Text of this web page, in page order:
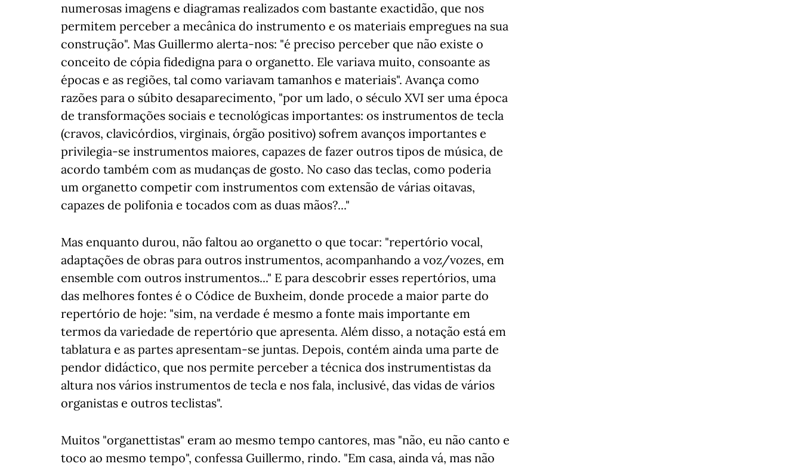
numerosas imagens e diagramas realizados com bastante exactidão, que nos
permitem perceber a mecânica do instrumento e os materiais empregues na sua
construção". Mas Guillermo alerta-nos: "é preciso perceber que não existe o
conceito de cópia fidedigna para o organetto. Ele variava muito, consoante as
épocas e as regiões, tal como variavam tamanhos e materiais". Avança como
razões para o súbito desaparecimento, "por um lado, o século XVI ser uma época
de transformações sociais e tecnológicas importantes: os instrumentos de tecla
(cravos, clavicórdios, virginais, órgão positivo) sofrem avanços importantes e
privilegia-se instrumentos maiores, capazes de fazer outros tipos de música, de
acordo também com as mudanças de gosto. No caso das teclas, como poderia
um organetto competir com instrumentos com extensão de várias oitavas,
capazes de polifonia e tocados com as duas mãos?..."
Mas enquanto durou, não faltou ao organetto o que tocar: "repertório vocal,
adaptações de obras para outros instrumentos, acompanhando a voz/vozes, em
ensemble com outros instrumentos..." E para descobrir esses repertórios, uma
das melhores fontes é o Códice de Buxheim, donde procede a maior parte do
repertório de hoje: "sim, na verdade é mesmo a fonte mais importante em
termos da variedade de repertório que apresenta. Além disso, a notação está em
tablatura e as partes apresentam-se juntas. Depois, contém ainda uma parte de
pendor didáctico, que nos permite perceber a técnica dos instrumentistas da
altura nos vários instrumentos de tecla e nos fala, inclusivé, das vidas de vários
organistas e outros teclistas".
Muitos "organettistas" eram ao mesmo tempo cantores, mas "não, eu não canto e
toco ao mesmo tempo", confessa Guillermo, rindo. "Em casa, ainda vá, mas não